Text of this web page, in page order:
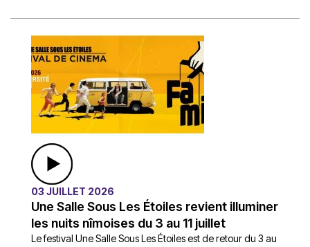
03 JUILLET 2026
Une Salle Sous Les Étoiles revient illuminer
les nuits nîmoises du 3 au 11 juillet
Le festival Une Salle Sous Les Étoiles est de retour du 3 au